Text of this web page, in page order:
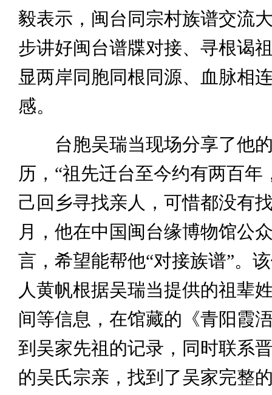
毅表示，闽台同宗村族谱交流
步讲好闽台谱牒对接、寻根谒
显两岸同胞同根同源、血脉相
感。
台胞吴瑞当现场分享了他的
历，“祖先迁台至今约有两百年
己回乡寻找亲人，可惜都没有
月，他在中国闽台缘博物馆公
言，希望能帮他“对接族谱”。
人黄帆根据吴瑞当提供的祖辈
间等信息，在馆藏的《青阳霞
到吴家先祖的记录，同时联系
的吴氏宗亲，找到了吴家完整